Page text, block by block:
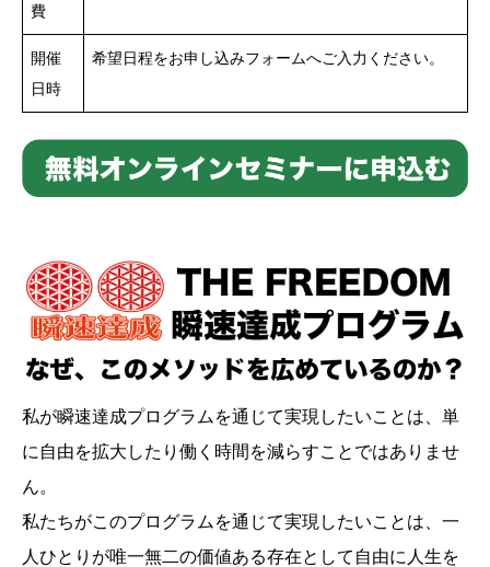
費
開催
日時
希望日程をお申し込みフォームへご入力ください。
私が瞬速達成プログラムを通じて実現したいことは、単
に自由を拡大したり働く時間を減らすことではありませ
ん。
私たちがこのプログラムを通じて実現したいことは、一
人ひとりが唯一無二の価値ある存在として自由に人生を